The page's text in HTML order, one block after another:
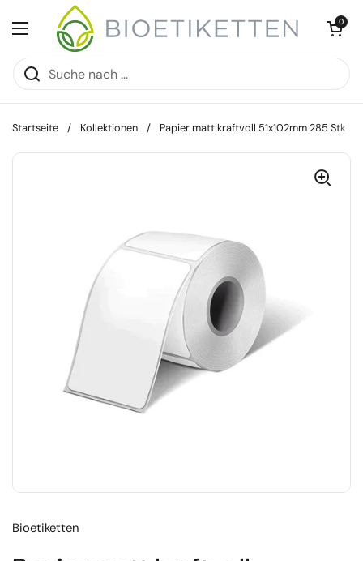
Zum Inhalt springen
Menü öffnen
Warenkorb
0
Startseite / Kollektionen / Papier matt kraftvoll 51x102mm 285 Stk
Bioetiketten